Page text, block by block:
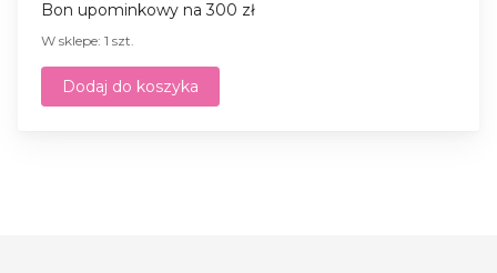
Bon upominkowy na 300 zł
W sklepe: 1 szt.
Dodaj do koszyka